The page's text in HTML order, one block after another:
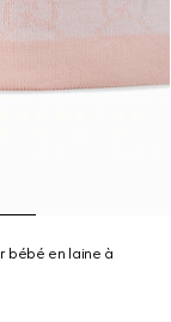
bébé en laine à